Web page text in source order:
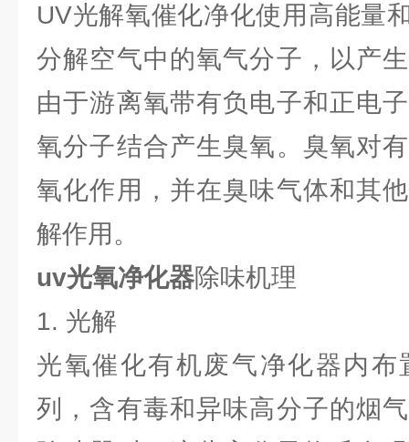
UV光解氧催化净化使用高能量
分解空气中的氧气分子，以产
由于游离氧带有负电子和正电
氧分子结合产生臭氧。臭氧对
氧化作用，并在臭味气体和其
解作用。
uv光氧净化器除味机理
1. 光解
光氧催化有机废气净化器内
列，含有毒和异味高分子的烟